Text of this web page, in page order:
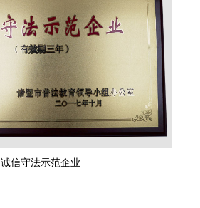
诚信守法示范企业